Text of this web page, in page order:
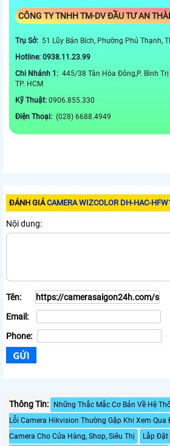
CÔNG TY TNHH TM-DV ĐẦU TƯ AN
Trụ Sở: 51 Lũy Bán Bích, Phường Phú Thạnh,
Hotline: 0938.11.23.99
Chi Nhánh 1: 445/38 Tân Hòa Đông,P. Bình Trị
TP. HCM
Kỹ Thuật: 0906.855.330
Điện Thoại: (028) 6688.4949
ĐÁNH GIÁCAMERA WIZCOLOR DH-HAC-
Nội dung:
Tên:
Email:
Phone:
Thông Tin: Những Thắc Mắc Cơ Bản Về Hệ
Lỗi Camera Hikvision Thường Gặp Khi Xem Qua
Camera Cho Cửa Hàng, Shop, Siêu Thị
Lắp Đặt